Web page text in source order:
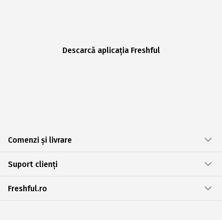
Descarcă aplicația Freshful
Comenzi și livrare
Suport clienți
Freshful.ro